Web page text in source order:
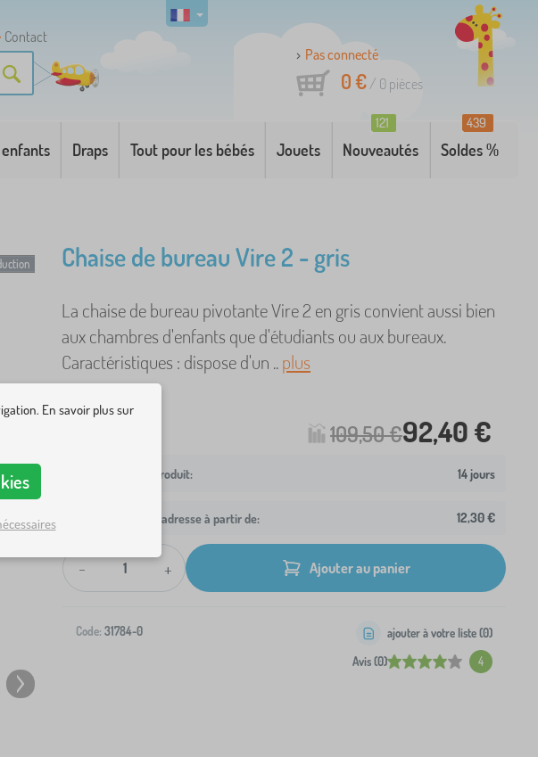
Contact
Pas connecté
0 €/ 0 pièces
Draps Tout pour les bébés Jouets Nouveautés
121
Soldes %
439
Chaise de bureau Vire 2 - gris
La chaise de bureau pivotante Vire 2 en gris convient aussi bien
aux chambres d'enfants que d'étudiants ou aux bureaux.
Caractéristiques : dispose d'un ..plus
109,50 €92,40 €
14 jours
Livraison à votre adresse à partir de: 12,30 €
- + Ajouter au panier
Code: 31784-0
Avis (0) 4
ajouter à votre liste (0)
En savoir plus sur